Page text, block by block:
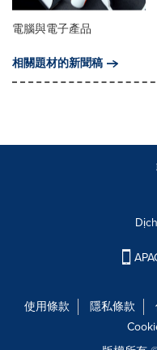
電腦與電子產品
相關題材的新聞稿
使用條款 隱私條款